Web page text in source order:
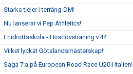
Starka tjejer i terräng-DM!
Nu lanserar vi Pep Athletics!
Friidrottsskola - Höstlovsträning v.44
Vilket lyckat Götalandsmästerskap!!
Saga 7:a på European Road Race U20 i Italien!